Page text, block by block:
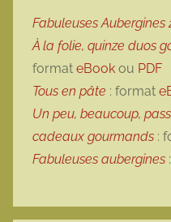
Fabuleuses Aubergines
À la folie, quinze duos
format eBook ou PDF
Tous en pâte : format
Un peu, beaucoup,
cadeaux gourmands :
Fabuleuses aubergines